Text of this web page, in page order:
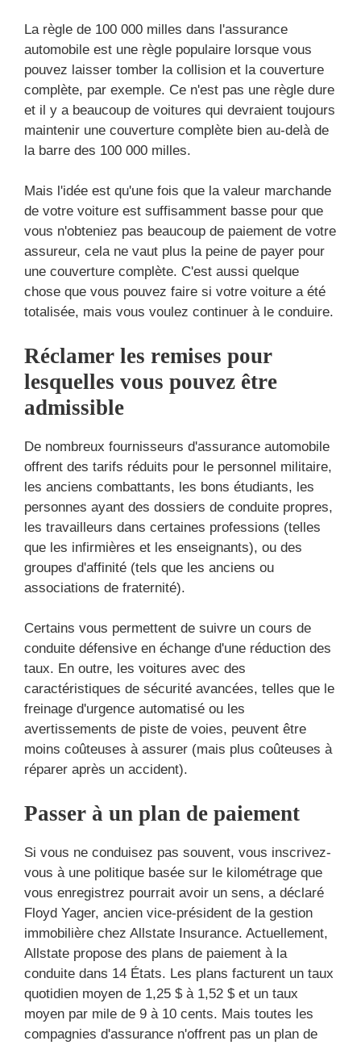
La règle de 100 000 milles dans l'assurance
automobile est une règle populaire lorsque vous
pouvez laisser tomber la collision et la couverture
complète, par exemple. Ce n'est pas une règle dure
et il y a beaucoup de voitures qui devraient toujours
maintenir une couverture complète bien au-delà de
la barre des 100 000 milles.
Mais l'idée est qu'une fois que la valeur marchande
de votre voiture est suffisamment basse pour que
vous n'obteniez pas beaucoup de paiement de votre
assureur, cela ne vaut plus la peine de payer pour
une couverture complète. C'est aussi quelque
chose que vous pouvez faire si votre voiture a été
totalisée, mais vous voulez continuer à le conduire.
Réclamer les remises pour
lesquelles vous pouvez être
admissible
De nombreux fournisseurs d'assurance automobile
offrent des tarifs réduits pour le personnel militaire,
les anciens combattants, les bons étudiants, les
personnes ayant des dossiers de conduite propres,
les travailleurs dans certaines professions (telles
que les infirmières et les enseignants), ou des
groupes d'affinité (tels que les anciens ou
associations de fraternité).
Certains vous permettent de suivre un cours de
conduite défensive en échange d'une réduction des
taux. En outre, les voitures avec des
caractéristiques de sécurité avancées, telles que le
freinage d'urgence automatisé ou les
avertissements de piste de voies, peuvent être
moins coûteuses à assurer (mais plus coûteuses à
réparer après un accident).
Passer à un plan de paiement
Si vous ne conduisez pas souvent, vous inscrivez-
vous à une politique basée sur le kilométrage que
vous enregistrez pourrait avoir un sens, a déclaré
Floyd Yager, ancien vice-président de la gestion
immobilière chez Allstate Insurance. Actuellement,
Allstate propose des plans de paiement à la
conduite dans 14 États. Les plans facturent un taux
quotidien moyen de 1,25 $ à 1,52 $ et un taux
moyen par mile de 9 à 10 cents. Mais toutes les
compagnies d'assurance n'offrent pas un plan de